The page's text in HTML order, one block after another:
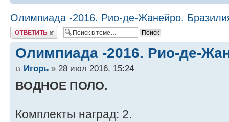
Олимпиада -2016. Рио-де-Жанейро.
Ответить
Олимпиада -2016. Рио-де-
Игорь » 28 июл 2016, 15:24
ВОДНОЕ ПОЛО.
Комплекты наград: 2.